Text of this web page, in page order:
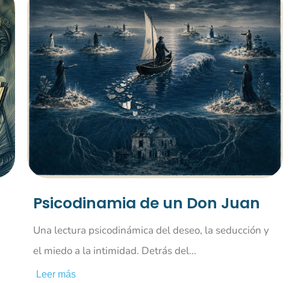
Psicodinamia de un Don Juan
Una lectura psicodinámica del deseo, la seducción y
el miedo a la intimidad. Detrás del...
Leer más